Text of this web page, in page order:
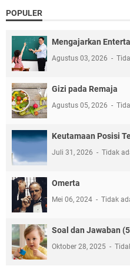
POPULER
Mengajarkan
Agustus 03, 2026
Gizi pada Remaja
Agustus 05, 2026
Keutamaan Posisi
Juli 31, 2026 Tidak
Omerta
Mei 06, 2024 Tidak
Soal dan Jawaban
Oktober 28, 2025